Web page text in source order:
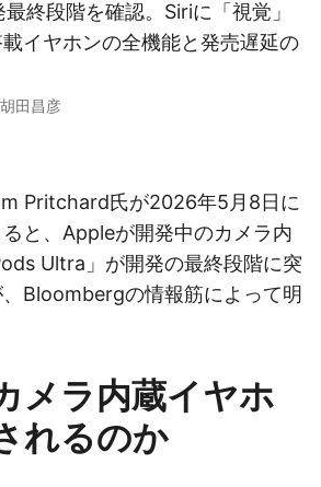
終段階を確認。Siriに「視覚」
イヤホンの全機能と発売遅延の
胡田昌彦
Pritchard氏が2026年5月8日に
と、Appleが開発中のカメラ内
Ultra」が開発の最終段階に突
Bloombergの情報筋によって明
メラ内蔵イヤホ
れるのか